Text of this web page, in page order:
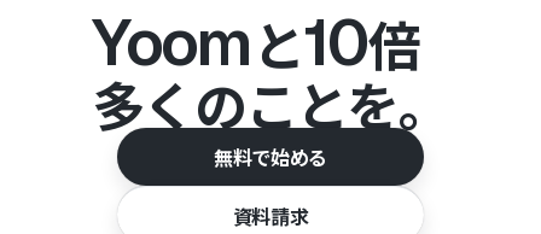
Yoomと10倍
多くのことを。
無料で始める
資料請求